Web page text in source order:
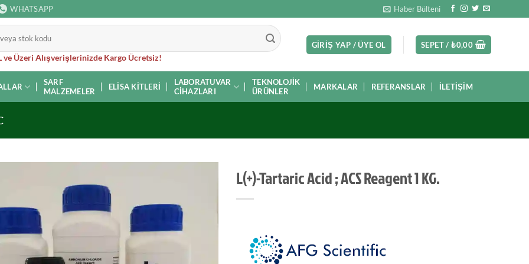
WHATSAPP Haber Bülteni
ve Üzeri Alışverişlerinizde Kargo Ücretsiz!
GIRIŞ YAP / ÜYE OL SEPET /₺0,00
SARF
MALZEMELER
ELISA KITLERI
LABORATUVAR
CIHAZLARI
TEKNOLOJIK
ÜRÜNLER
MARKALAR REFERANSLAR İLETIŞIM
L(+)-Tartaric Acid ; ACS Reagent 1 KG.